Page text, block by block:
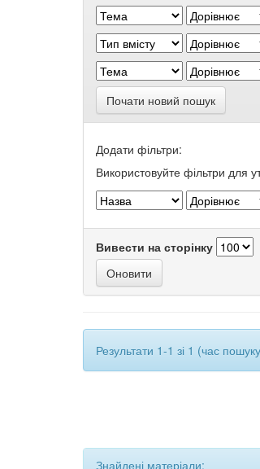
Почати новий пошук
Додати фільтри:
Використовуйте фільтри для
Вивести на сторінку
Результати 1-1 зі 1 (час
Знайдені матеріали: